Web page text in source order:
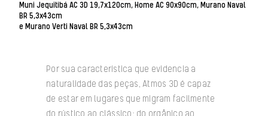
Muni Jequitibá AC 3D 19,7x120cm, Home AC 90x90cm, Murano Naval
BR 5,3x43cm
e Murano Verti Naval BR 5,3x43cm
Por sua característica que evidencia a
naturalidade das peças, Atmos 3D é capaz
de estar em lugares que migram facilmente